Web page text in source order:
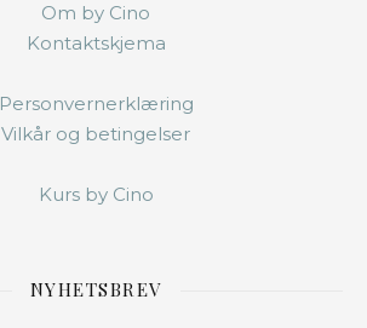
Om by Cino
Kontaktskjema
Personvernerklæring
Vilkår og betingelser
Kurs by Cino
NYHETSBREV